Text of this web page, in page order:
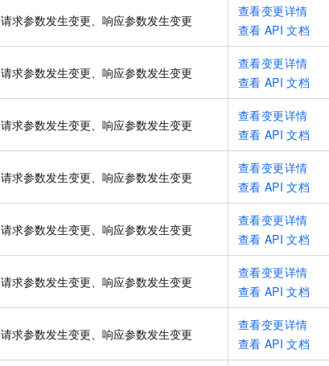
请求参数发生变更、响应参数发生变更
查看变更详情
查看 API 文档
请求参数发生变更、响应参数发生变更
查看变更详情
查看 API 文档
请求参数发生变更、响应参数发生变更
查看变更详情
查看 API 文档
请求参数发生变更、响应参数发生变更
查看变更详情
查看 API 文档
请求参数发生变更、响应参数发生变更
查看变更详情
查看 API 文档
请求参数发生变更、响应参数发生变更
查看变更详情
查看 API 文档
请求参数发生变更、响应参数发生变更
查看变更详情
查看 API 文档